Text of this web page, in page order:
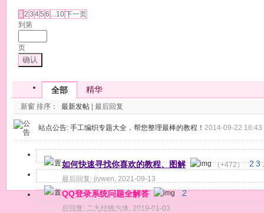
1 2 3 45 6 ...10下一页
到第
页
确认
全部 精华
新窗 排序： 最新发帖 | 最后回复
站点公告: 手工编织专题大全，帮您整理最棒的教程！ 2014-09-22 16:43
如何快速寻找你喜欢的教程、图解 （+472） 23
最后回复: jiywen 2021-09-13
QQ登录系统问题全解答 2
后回复:二九结狐六体,2019-01-03